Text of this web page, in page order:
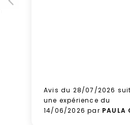
Avis du 28/07/2026
une expérience du
14/06/2026 par PAULA